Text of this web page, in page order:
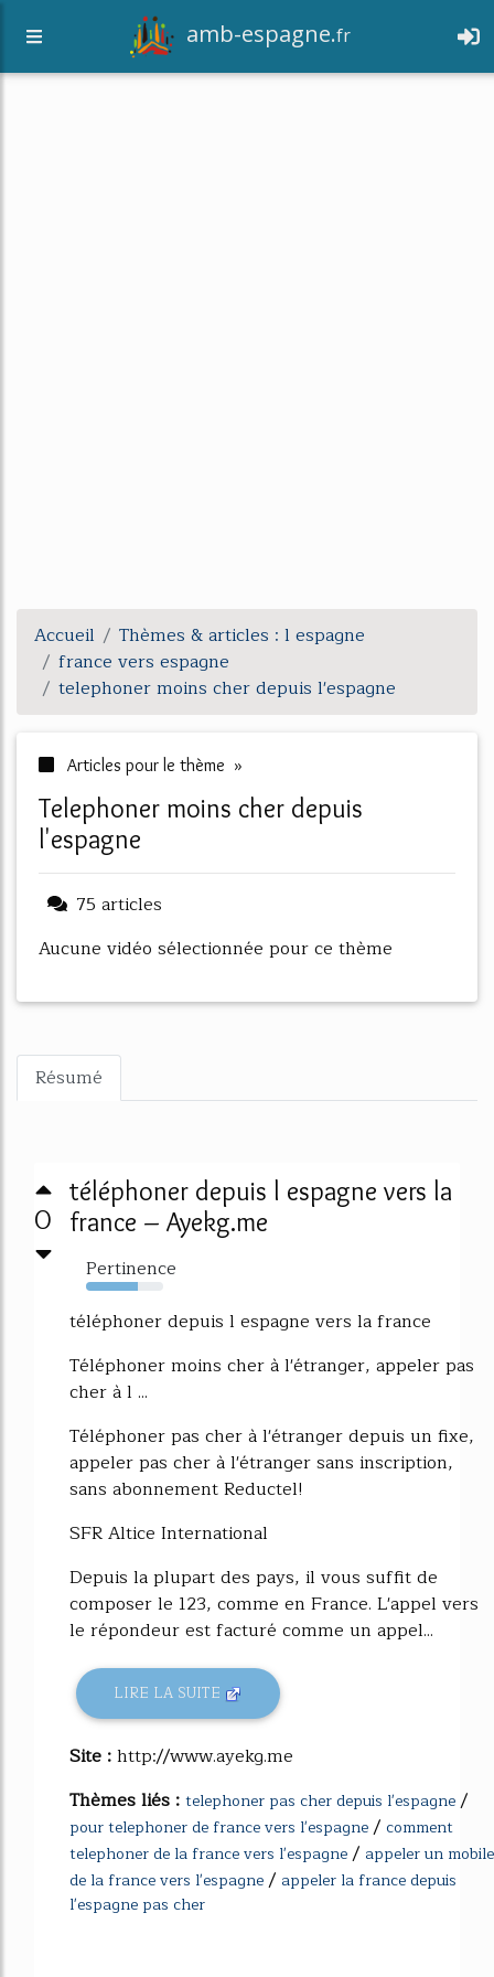
amb-espagne.fr
Accueil
Thèmes & articles : l espagne
france vers espagne
telephoner moins cher depuis l'espagne
Articles pour le thème »
telephoner moins cher depuis
l'espagne
75 articles
Aucune vidéo sélectionnée pour ce thème
Résumé
0
téléphoner depuis l espagne vers la
france – Ayekg.me
Pertinence
67%
téléphoner depuis l espagne vers la france
Téléphoner moins cher à l'étranger, appeler pas
cher à l ...
Téléphoner pas cher à l'étranger depuis un fixe,
appeler pas cher à l'étranger sans inscription,
sans abonnement Reductel!
SFR Altice International
Depuis la plupart des pays, il vous suffit de
composer le 123, comme en France. L'appel vers
le répondeur est facturé comme un appel...
LIRE LA SUITE
Site :http://www.ayekg.me
Thèmes liés : telephoner pas cher depuis l'espagne/
pour telephoner de france vers l'espagne/ comment
telephoner de la france vers l'espagne/ appeler un mobile
de la france vers l'espagne/ appeler la france depuis
l'espagne pas cher